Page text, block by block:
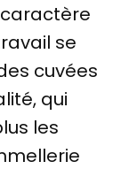
se
cuvées
qui
les